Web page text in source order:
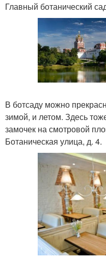
Главный ботанический
В ботсаду можно
зимой, и летом. Здесь
замочек на смотровой
Ботаническая улица, д. 4.